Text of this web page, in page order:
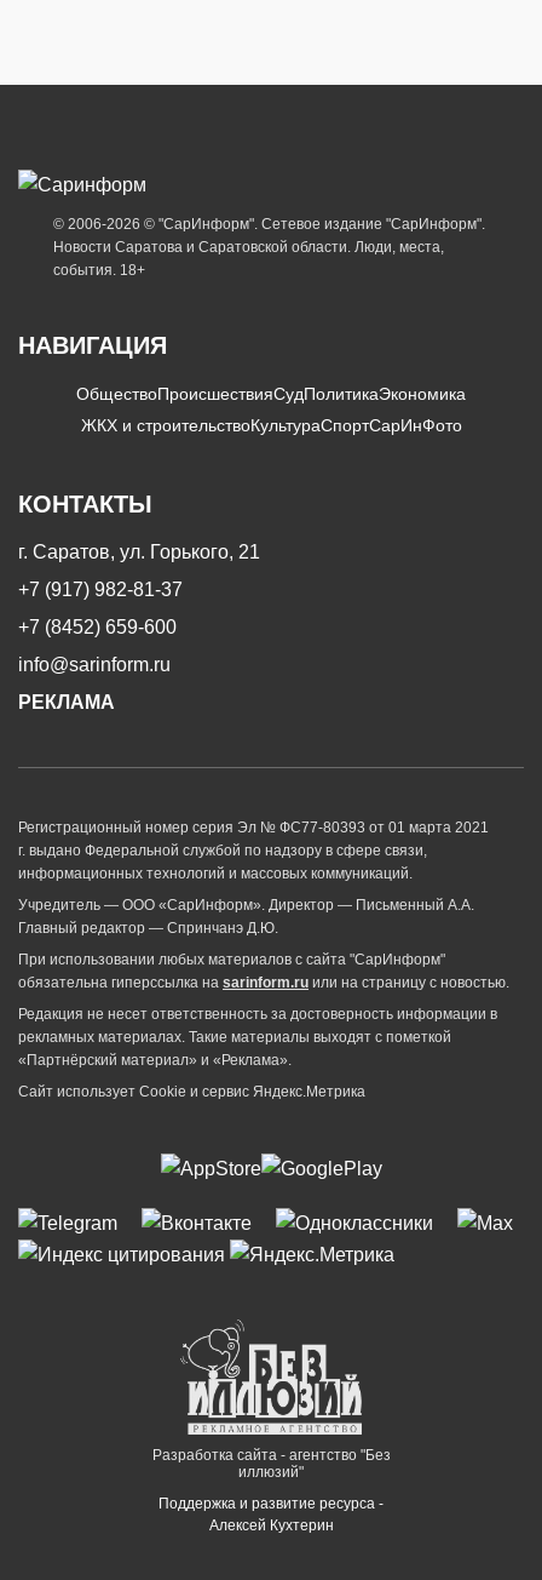
© 2006-2026 © "СарИнформ". Сетевое издание "СарИнформ".
Новости Саратова и Саратовской области. Люди, места,
события. 18+
НАВИГАЦИЯ
ОбществоПроисшествияСудПолитикаЭкономика
ЖКХ и строительствоКультураСпортСарИнФото
КОНТАКТЫ
г. Саратов, ул. Горького, 21
+7 (917) 982-81-37
+7 (8452) 659-600
info@sarinform.ru
РЕКЛАМА
Регистрационный номер серия Эл № ФС77-80393 от 01 марта 2021
г. выдано Федеральной службой по надзору в сфере связи,
информационных технологий и массовых коммуникаций.
Учредитель — ООО «СарИнформ». Директор — Письменный А.А.
Главный редактор — Спринчанэ Д.Ю.
При использовании любых материалов с сайта "СарИнформ"
обязательна гиперссылка на sarinform.ru или на страницу с новостью.
Редакция не несет ответственность за достоверность информации в
рекламных материалах. Такие материалы выходят с пометкой
«Партнёрский материал» и «Реклама».
Сайт использует Cookie и сервиc Яндекс.Метрика
Разработка сайта - агентство "Без
иллюзий"
Поддержка и развитие ресурса -
Алексей Кухтерин